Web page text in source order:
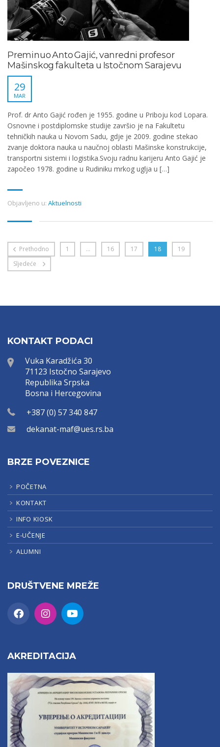
Preminuo Anto Gajić, vanredni profesor
Mašinskog fakulteta u Istočnom Sarajevu
29
MAR
Prof. dr Anto Gajić rođen je 1955. godine u Priboju kod Lopara.
Osnovne i postdiplomske studije završio je na Fakultetu
tehničkih nauka u Novom Sadu, gdje je 2009. godine stekao
zvanje doktora nauka u naučnoj oblasti Mašinske konstrukcije,
transportni sistemi i logistika.Svoju radnu karijeru Anto Gajić je
započeo 1978. godine u Rudiniku mrkog uglja u […]
Objavljeno u: Aktuelnosti
Prethodno 1 … 16 17 18
19
Sljedeće
KONTAKT PODACI
Vuka Karadžića 30
71123 Istočno Sarajevo
Republika Srpska
Bosna i Hercegovina
+387 (0) 57 340 847
dekanat-maf@ues.rs.ba
BRZE POVEZNICE
POČETNA
KONTAKT
INFO KIOSK
E-UČENJE
ALUMNI
DRUŠTVENE MREŽE
AKREDITACIJA